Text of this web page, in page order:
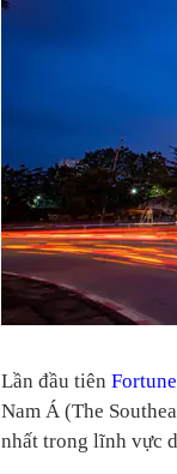
Lần đầu tiên Fortune
Nam Á (The
nhất trong lĩnh vực